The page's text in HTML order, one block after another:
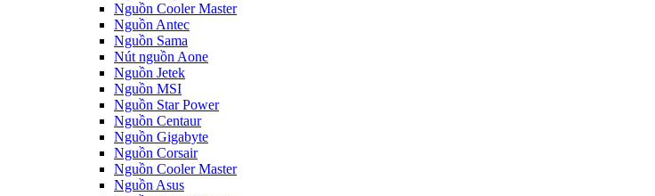
Nguồn Cooler Master
Nguồn Antec
Nguồn Sama
Nút nguồn Aone
Nguồn Jetek
Nguồn MSI
Nguồn Star Power
Nguồn Centaur
Nguồn Gigabyte
Nguồn Corsair
Nguồn Cooler Master
Nguồn Asus